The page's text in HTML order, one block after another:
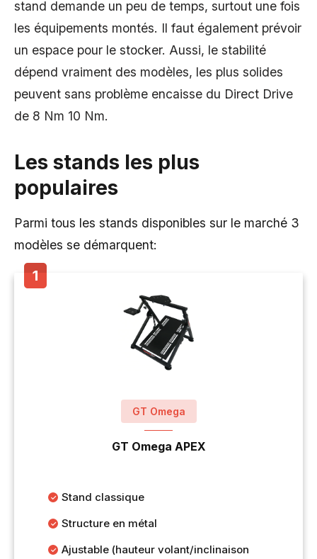
stand demande un peu de temps, surtout une fois
les équipements montés. Il faut également prévoir
un espace pour le stocker. Aussi, le stabilité
dépend vraiment des modèles, les plus solides
peuvent sans problème encaisse du Direct Drive
de 8 Nm 10 Nm.
Les stands les plus
populaires
Parmi tous les stands disponibles sur le marché 3
modèles se démarquent:
GT Omega
GT Omega APEX
Stand classique
Structure en métal
Ajustable (hauteur volant/inclinaison